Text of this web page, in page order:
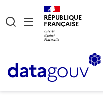
RÉPUBLIQUE
FRANÇAISE